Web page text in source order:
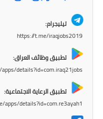
تيليجرام:
https://t.me/iraqjobs2019
تطبيق وظائف العراق:
details?id=com.iraq21jobs
تطبيق الرعاية الاجتماعية:
apps/details?id=com.re3ayah1